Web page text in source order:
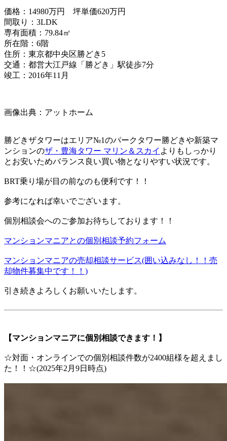
価格：14980万円 坪単価620万円
間取り：3LDK
専有面積：79.84㎡
所在階：6階
住所：東京都中央区勝どき5
交通：都営大江戸線「勝どき」駅徒歩7分
竣工：2016年11月
画像出典：アットホーム
勝どきザタワーはエリア№1のパークタワー勝どきや新築マ
ンションのザ・豊海タワー マリン＆スカイ よりもしっかり
とお安いためバランス良い買い物となりやすい状況です。
BRT乗り場が目の前なのも便利です！！
参考になれば幸いでございます。
個別相談会へのご参加お待ちしております！！
マンションマニアとの個別相談予約フォーム
マンションマニアの売却相談サービス(囲い込みなし！！売
却物件募集中です！！)
引き続きよろしくお願いいたします。
【マンションマニアに個別相談できます！】
☆対面・オンラインでの個別相談件数が2400組様を超えまし
た！！☆(2025年2月9日時点)